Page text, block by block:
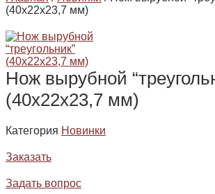
(40х22х23,7 мм)
Нож вырубной
(40х22х23,7 мм)
Категория Новинки
Заказать
Задать вопрос